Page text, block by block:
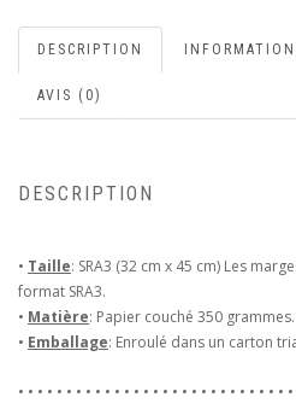
DESCRIPTION
AVIS (0)
DESCRIPTION
• Taille: SRA3 (32 cm x 45 cm) Les
format SRA3.
• Matière: Papier couché 350 grammes.
• Emballage: Enroulé dans un carton
• • • • • • • • • • • • • • • • • • • • • • • • • • • •